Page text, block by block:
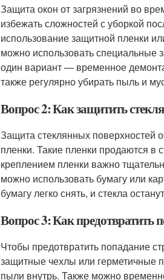
Защита окон от загрязнений во
избежать сложностей с уборкой
использование защитной пленки
можно использовать
один вариант — временное
также регулярно убирать пыль и
Вопрос 2: Как защитить
Защита стеклянных поверхностей
пленки. Такие пленки продаются в
креплением пленки важно
можно использовать бумагу или
бумагу легко снять, и стекла
Вопрос 3: Как предотвратить
Чтобы предотвратить попадание
защитные чехлы или герметичные
пыли внутрь. Также можно